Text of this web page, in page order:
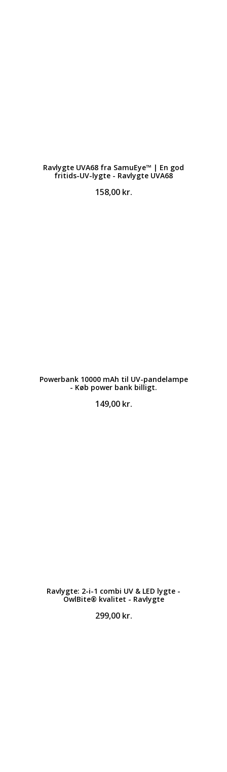
Ravlygte UVA68 fra SamuEye™ | En god
fritids-UV-lygte - Ravlygte UVA68
158,00 kr.
Powerbank 10000 mAh til UV-pandelampe
- Køb power bank billigt.
149,00 kr.
Ravlygte: 2-i-1 combi UV & LED lygte -
OwlBite® kvalitet - Ravlygte
299,00 kr.